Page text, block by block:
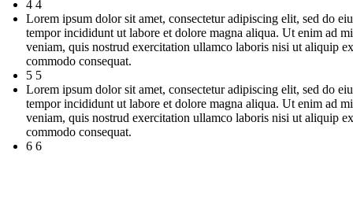
4 4
Lorem ipsum dolor sit amet, consectetur adipiscing elit, sed do
tempor incididunt ut labore et dolore magna aliqua. Ut enim ad
veniam, quis nostrud exercitation ullamco laboris nisi ut aliquip
commodo consequat.
5 5
Lorem ipsum dolor sit amet, consectetur adipiscing elit, sed do
tempor incididunt ut labore et dolore magna aliqua. Ut enim ad
veniam, quis nostrud exercitation ullamco laboris nisi ut aliquip
commodo consequat.
6 6